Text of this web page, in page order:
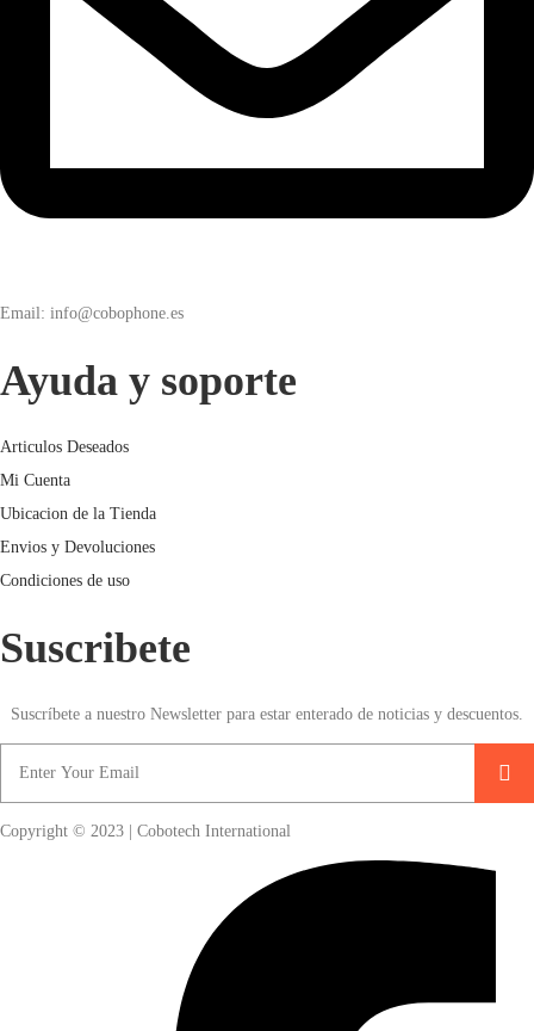
Email: info@cobophone.es
Ayuda y soporte
Articulos Deseados
Mi Cuenta
Ubicacion de la Tienda
Envios y Devoluciones
Condiciones de uso
Suscribete
Suscríbete a nuestro Newsletter para estar enterado de noticias y descuentos.
Copyright © 2023 | Cobotech International